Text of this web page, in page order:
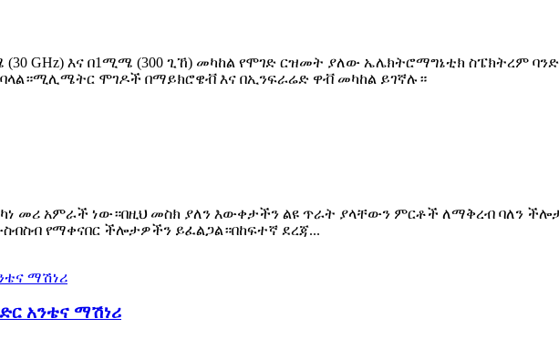
GHz) እና በ1ሚሜ (300 ጊኸ) መካከል የሞገድ ርዝመት ያለው ኤሌክትሮማግኔቲክ ስፔክትረም
ሞገዶች በማይክሮዌቭ እና በኢንፍራሬድ ዋቭ መካከል ይገኛሉ።
መሪ አምራች ነው።በዚህ መስክ ያለን እውቀታችን ልዩ ጥራት ያላቸውን ምርቶች ለማቅረብ ባለን
የማቀናበር ችሎታዎችን ይፈልጋል።በከፍተኛ ደረጃ...
አንቴና ማሽነሪ